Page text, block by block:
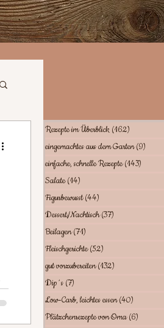
Rezepte im Überblick (162)
eingemachtes aus dem Garten (9)
einfache, schnelle Rezepte (143)
Salate (14)
Figurbewusst (44)
Dessert/Nachtisch (37)
Beilagen (71)
Fleischgerichte (52)
gut vorzubereiten (132)
Dip´s (7)
Low-Carb, leichtes essen (40)
Plätzchenrezepte von Oma (6)